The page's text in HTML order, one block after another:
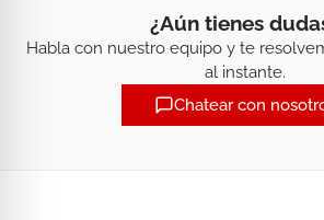
¿Aún tienes
Habla con nuestro equipo y te
al instante.
Chatear con